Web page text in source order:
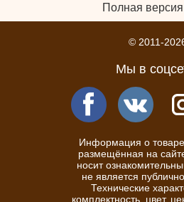
Полная версия
© 2011-
Мы в
Информация о товаре
размещённая на
носит
не является
Технические
комплектность, цвет,